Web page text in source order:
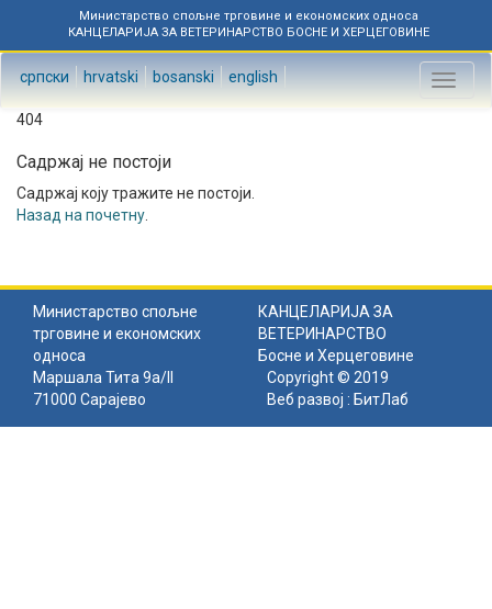
Министарство спољне трговине и економских односа
КАНЦЕЛАРИЈА ЗА ВЕТЕРИНАРСТВО БОСНЕ И ХЕРЦЕГОВИНЕ
српски hrvatski bosanski english
Toggle
404
Садржај не постоји
Садржај коју тражите не постоји.
Назад на почетну
Министарство спољне
трговине и економских
односа
КАНЦЕЛАРИЈА ЗА
ВЕТЕРИНАРСТВО
Босне и Херцеговине
Маршала Тита 9а/II
71000 Сарајево
Copyright © 2019
Веб развој : БитЛаб